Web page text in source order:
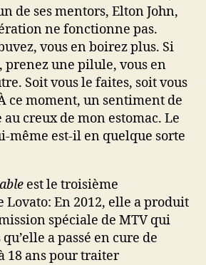
de ses mentors, Elton John,
ne fonctionne pas.
vous en boirez plus. Si
prenez une pilule, vous en
Soit vous le faites, soit vous
ce moment, un sentiment de
creux de mon estomac. Le
même est-il en quelque sorte
est le troisième
Lovato: En 2012, elle a produit
spéciale de MTV qui
a passé en cure de
18 ans pour traiter